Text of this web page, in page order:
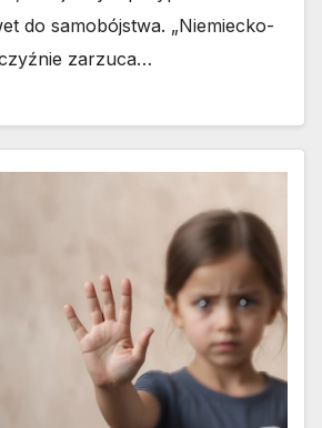
do samobójstwa. „Niemiecko-
zarzuca…